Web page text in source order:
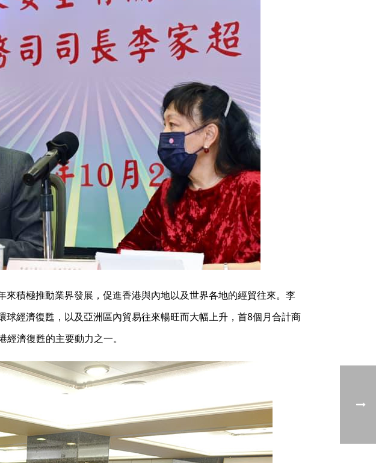
積極推動業界發展，促進香港與內地以及世界各地的經貿往來。李
經濟復甦，以及亞洲區內貿易往來暢旺而大幅上升，首8個月合計商
濟復甦的主要動力之一。